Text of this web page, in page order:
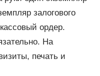
залогового
ордер.
На
печать и